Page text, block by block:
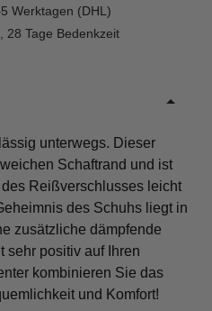
Werktagen (DHL)
28 Tage Bedenkzeit
unterwegs. Dieser
Schaftrand und ist
Reißverschlusses leicht
des Schuhs liegt in
zusätzliche dämpfende
sehr positiv auf Ihren
kombinieren Sie das
und Komfort!